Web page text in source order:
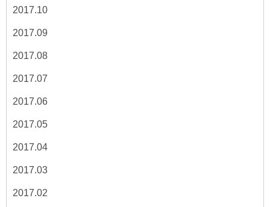
2017.10
2017.09
2017.08
2017.07
2017.06
2017.05
2017.04
2017.03
2017.02